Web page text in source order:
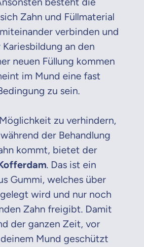
Zahn und Füllmaterial
verbinden und
an den
neuen Füllung kommen
im Mund eine fast
zu sein.
zu verhindern,
der Behandlung
kommt, bietet der
. Das ist ein
Gummi, welches über
wird und nur noch
Zahn freigibt. Damit
der ganzen Zeit, vor
Mund geschützt